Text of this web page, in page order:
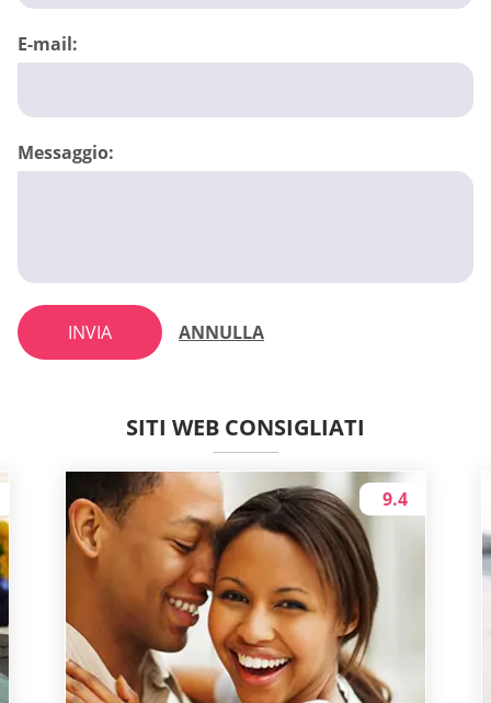
E-mail:
Messaggio:
INVIA ANNULLA
SITI WEB CONSIGLIATI
9.4